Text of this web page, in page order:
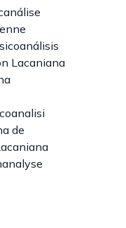
Lacaniana
de